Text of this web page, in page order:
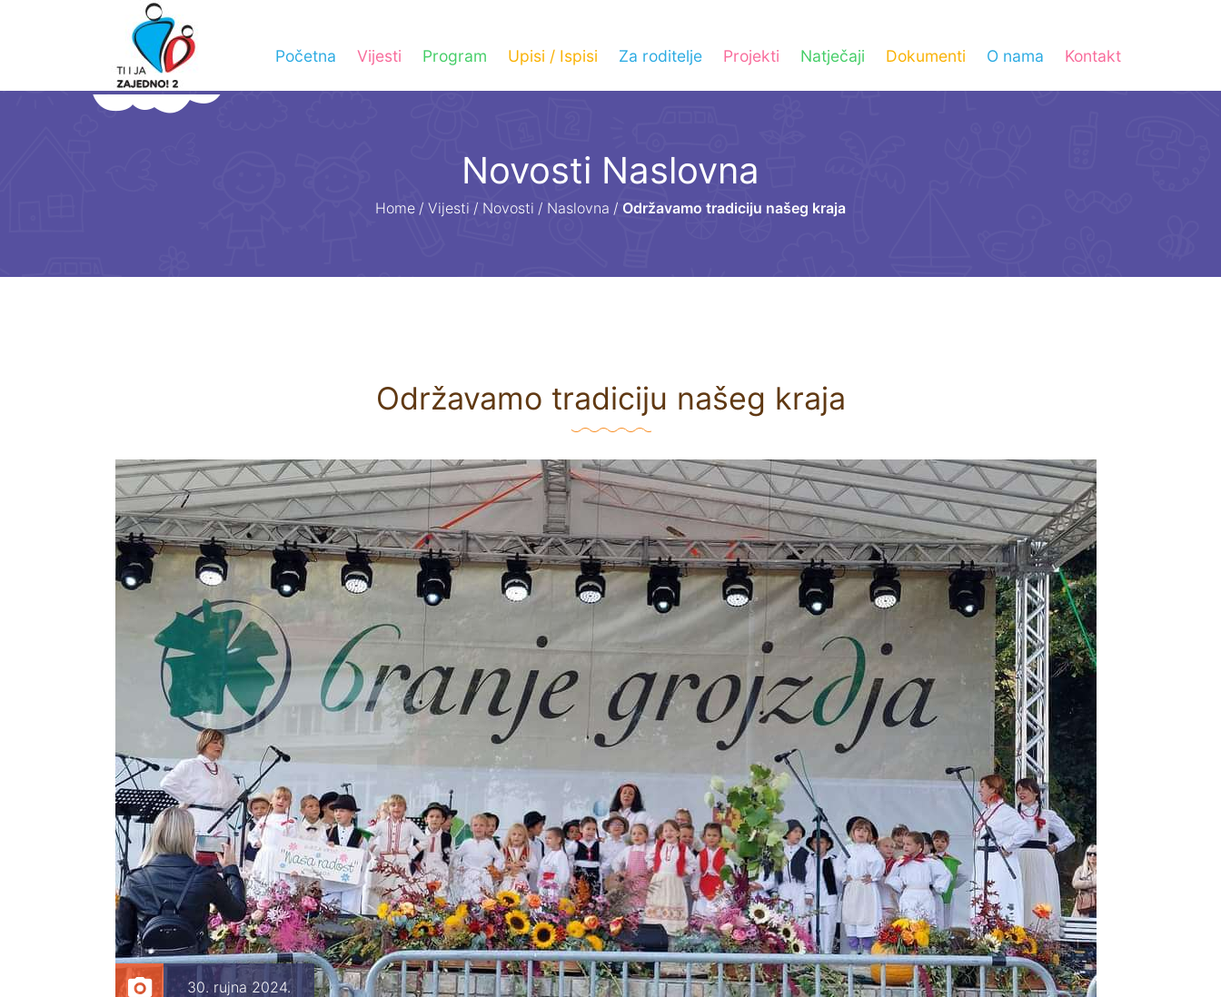
Početna Vijesti Program Upisi / Ispisi Za roditelje Projekti Natječaji Dokumenti O nama Kontakt
Novosti Naslovna
Home / Vijesti / Novosti / Naslovna / Održavamo tradiciju našeg kraja
Održavamo tradiciju našeg kraja
30. rujna 2024.